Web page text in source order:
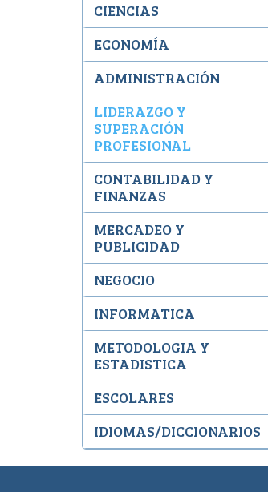
CIENCIAS
ECONOMÍA
ADMINISTRACIÓN
LIDERAZGO Y
SUPERACIÓN
PROFESIONAL
CONTABILIDAD Y
FINANZAS
MERCADEO Y
PUBLICIDAD
NEGOCIO
INFORMATICA
METODOLOGIA Y
ESTADISTICA
ESCOLARES
IDIOMAS/DICCIONARIOS